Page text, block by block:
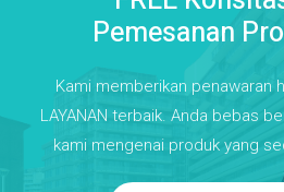
Pemesanan
Kami memberikan penawaran
LAYANAN terbaik. Anda bebas
kami mengenai produk yang